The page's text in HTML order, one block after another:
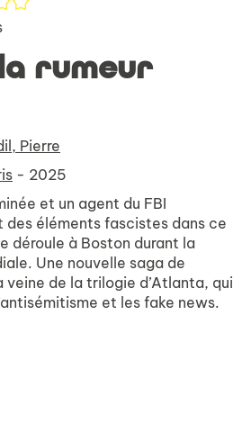
rumeur
Pierre
- 2025
et un agent du FBI
éléments fascistes dans ce
déroule à Boston durant la
Une nouvelle saga de
veine de la trilogie d’Atlanta, qui
et les fake news.